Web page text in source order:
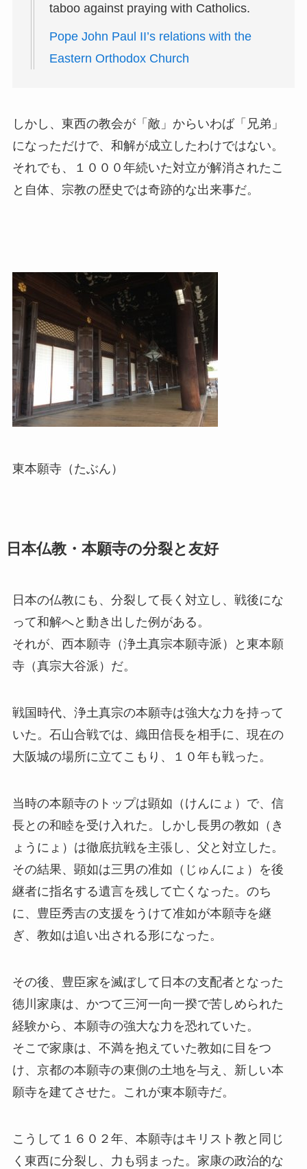
taboo against praying with Catholics.
Pope John Paul II’s relations with the
Eastern Orthodox Church
しかし、東西の教会が「敵」からいわば「兄弟」
になっただけで、和解が成立したわけではない。
それでも、１０００年続いた対立が解消されたこ
と自体、宗教の歴史では奇跡的な出来事だ。
東本願寺（たぶん）
日本仏教・本願寺の分裂と友好
日本の仏教にも、分裂して長く対立し、戦後にな
って和解へと動き出した例がある。
それが、西本願寺（浄土真宗本願寺派）と東本願
寺（真宗大谷派）だ。
戦国時代、浄土真宗の本願寺は強大な力を持って
いた。石山合戦では、織田信長を相手に、現在の
大阪城の場所に立てこもり、１０年も戦った。
当時の本願寺のトップは顕如（けんにょ）で、信
長との和睦を受け入れた。しかし長男の教如（き
ょうにょ）は徹底抗戦を主張し、父と対立した。
その結果、顕如は三男の准如（じゅんにょ）を後
継者に指名する遺言を残して亡くなった。のち
に、豊臣秀吉の支援をうけて准如が本願寺を継
ぎ、教如は追い出される形になった。
その後、豊臣家を滅ぼして日本の支配者となった
徳川家康は、かつて三河一向一揆で苦しめられた
経験から、本願寺の強大な力を恐れていた。
そこで家康は、不満を抱えていた教如に目をつ
け、京都の本願寺の東側の土地を与え、新しい本
願寺を建てさせた。これが東本願寺だ。
こうして１６０２年、本願寺はキリスト教と同じ
く東西に分裂し、力も弱まった。家康の政治的な